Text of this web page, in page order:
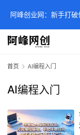
首页 AI编程入门
AI编程入门
阿峰创业网：新手打